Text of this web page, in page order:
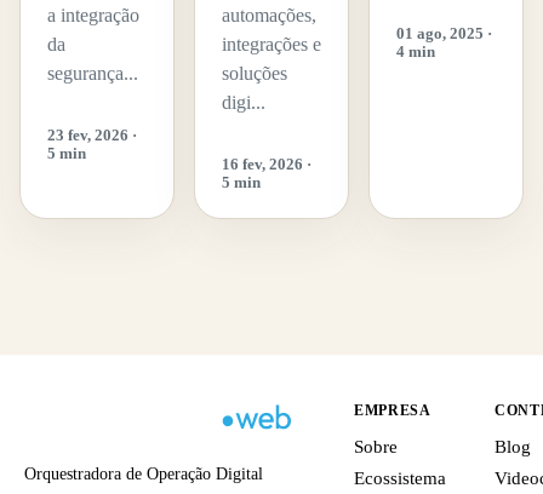
a integração
da
segurança...
23 fev, 2026 ·
5 min
automações,
integrações e
soluções
digi...
16 fev, 2026 ·
5 min
01 ago, 2025 ·
4 min
Orquestradora de Operação Digital
EMPRESA
Sobre
Ecossistema
Blog